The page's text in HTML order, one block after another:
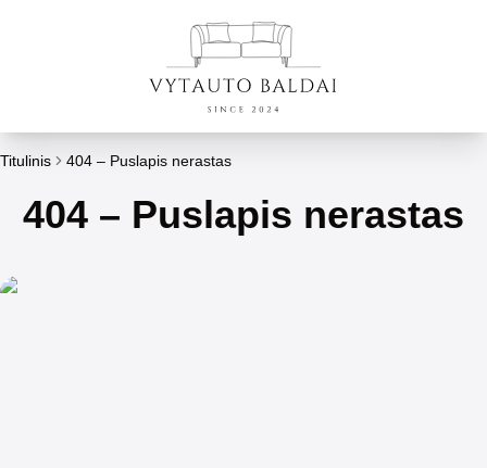
Titulinis 404 – Puslapis nerastas
404 – Puslapis nerastas